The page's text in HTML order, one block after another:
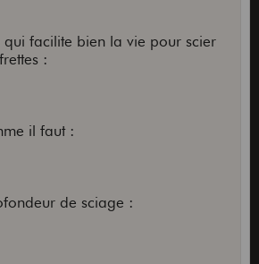
qui facilite bien la vie pour scier
:
il faut :
de sciage :